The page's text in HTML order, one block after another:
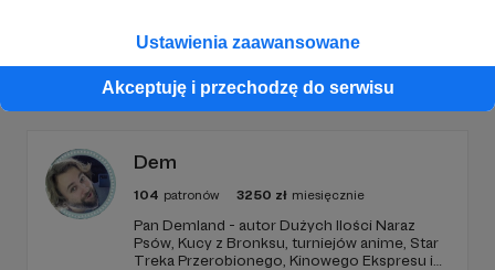
Ustawienia zaawansowane
Akceptuję i przechodzę do serwisu
Promowani autorzy
Dem
104 patronów 3250 zł miesięcznie
Pan Demland - autor Dużych Ilości Naraz
Psów, Kucy z Bronksu, turniejów anime, Star
Treka Przerobionego, Kinowego Ekspresu i